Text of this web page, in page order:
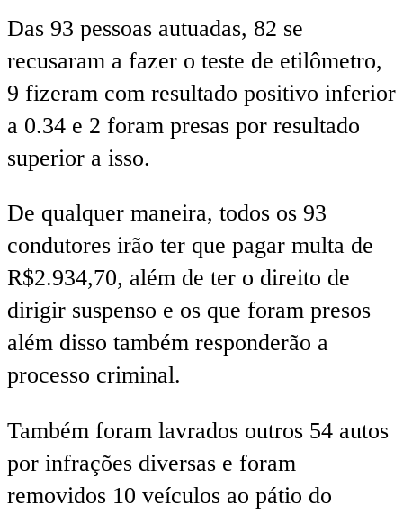
Das 93 pessoas autuadas, 82 se
recusaram a fazer o teste de etilômetro,
9 fizeram com resultado positivo inferior
a 0.34 e 2 foram presas por resultado
superior a isso.
De qualquer maneira, todos os 93
condutores irão ter que pagar multa de
R$2.934,70, além de ter o direito de
dirigir suspenso e os que foram presos
além disso também responderão a
processo criminal.
Também foram lavrados outros 54 autos
por infrações diversas e foram
removidos 10 veículos ao pátio do